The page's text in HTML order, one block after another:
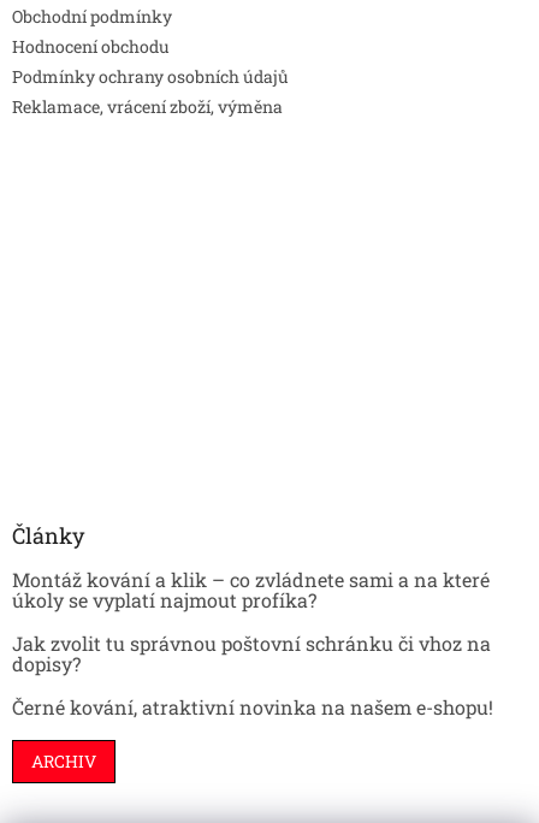
Obchodní podmínky
Hodnocení obchodu
Podmínky ochrany osobních údajů
Reklamace, vrácení zboží, výměna
Články
Montáž kování a klik – co zvládnete sami a na které
úkoly se vyplatí najmout profíka?
Jak zvolit tu správnou poštovní schránku či vhoz na
dopisy?
Černé kování, atraktivní novinka na našem e-shopu!
ARCHIV